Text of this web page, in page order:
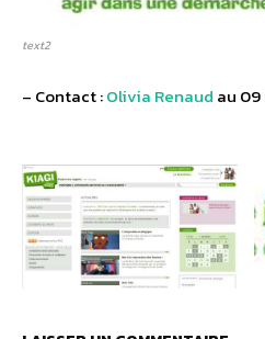
text2
– Contact :Olivia Renaud au 09